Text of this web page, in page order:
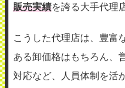
販売実績を誇る大手代理
こうした代理店は、豊富
ある卸価格はもちろん、
対応など、人員体制を活